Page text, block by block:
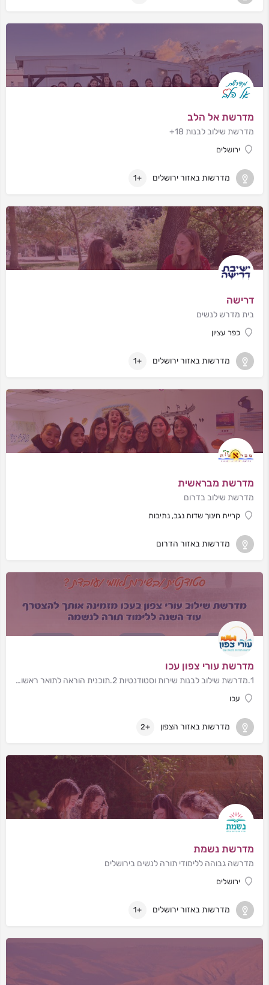
מדרשת אל הלב
מדרשת שילוב לבנות 18+
ירושלים
מדרשות באזור ירושלים +1
דרישה
בית מדרש לנשים
כפר עציון
מדרשות באזור ירושלים +1
מדרשת מבראשית
מדרשת שילוב בדרום
קריית חינוך שדות נגב, נתיבות
מדרשות באזור הדרום
מדרשת עורי צפון עכו
1.מדרשת שילוב לבנות שירות וסטודנטיות 2.תוכנית הוראה לתואר ראשון ותעודת הוראה
עכו
מדרשות באזור הצפון +2
מדרשת נשמת
מדרשה גבוהה ללימודי תורה לנשים בירושלים
ירושלים
מדרשות באזור ירושלים +1